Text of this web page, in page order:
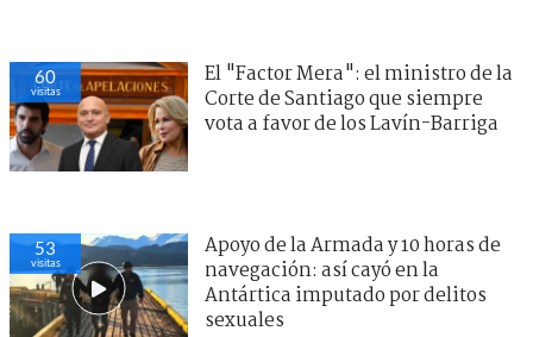
60
visitas
El "Factor Mera": el ministro de la
Corte de Santiago que siempre
vota a favor de los Lavín-Barriga
53
visitas
Apoyo de la Armada y 10 horas de
navegación: así cayó en la
Antártica imputado por delitos
sexuales